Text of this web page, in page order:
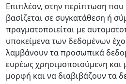
Επιπλέον, στην περίπτωση που
βασίζεται σε συγκατάθεση ή
πραγματοποιείται με
υποκείμενα των δεδομένων
λαμβάνουν τα προσωπικά
ευρέως χρησιμοποιούμενη και
μορφή και να διαβιβάζουν τα